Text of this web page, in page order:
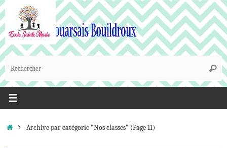
Passer
au
contenu
:
AccueilArchive par catégorie "Nos classes" (Page 11)